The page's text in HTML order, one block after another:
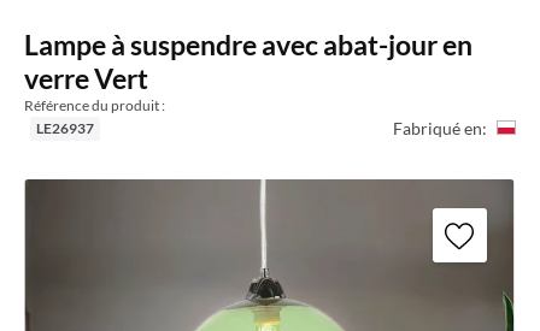
Lampe à suspendre avec abat-jour en
verre Vert
Référence du produit :
LE26937
Fabriqué en: